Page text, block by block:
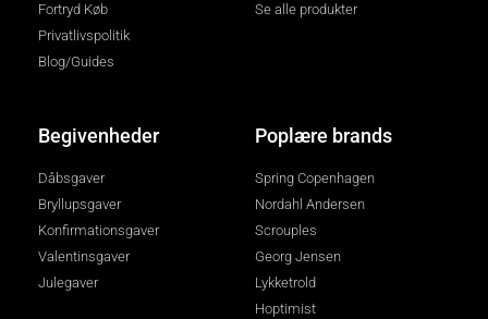
Fortryd Køb
Privatlivspolitik
Blog/Guides
Se alle produkter
Begivenheder
Dåbsgaver
Bryllupsgaver
Konfirmationsgaver
Valentinsgaver
Julegaver
Poplære brands
Spring Copenhagen
Nordahl Andersen
Scrouples
Georg Jensen
Lykketrold
Hoptimist